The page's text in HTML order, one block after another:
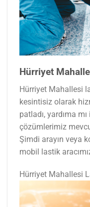
Hürriyet
Hürriyet Mahallesi
kesintisiz olarak
patladı, yardıma
çözümlerimiz
Şimdi arayın veya
mobil lastik
Hürriyet Mahallesi